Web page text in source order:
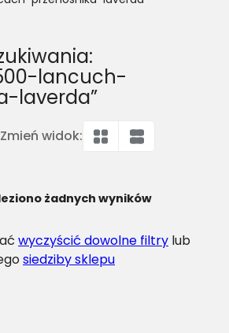
lancuch-
laverda”
Zmień widok:
żadnych wyników
wyczyścić dowolne filtry lub
siedziby sklepu